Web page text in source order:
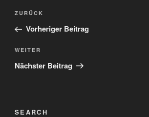
Beitragsnavigation
Vorheriger
Beitrag
ZURÜCK
Vorheriger Beitrag
Nächster
Beitrag
WEITER
Nächster Beitrag
SEARCH